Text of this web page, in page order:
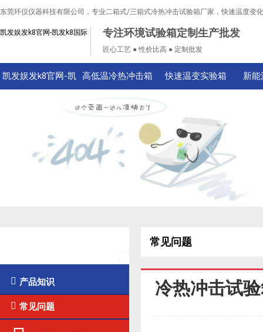
东莞环仪仪器科技有限公司，专业二箱式/三箱式冷热冲击试验箱厂家，快速温度变
凯发娱发k8官网-凯发k8国际 专注环境试验箱定制生产批发
匠心工艺 ● 性价比高 ● 定制批发
凯发娱发k8官网-凯 高低温冷热冲击箱 快速温变实验箱 新
 产品知识
 常见问题
常见问题
冷热冲击试